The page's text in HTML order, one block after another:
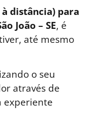
distância) para
João – SE, é
até mesmo
o seu
através de
experiente